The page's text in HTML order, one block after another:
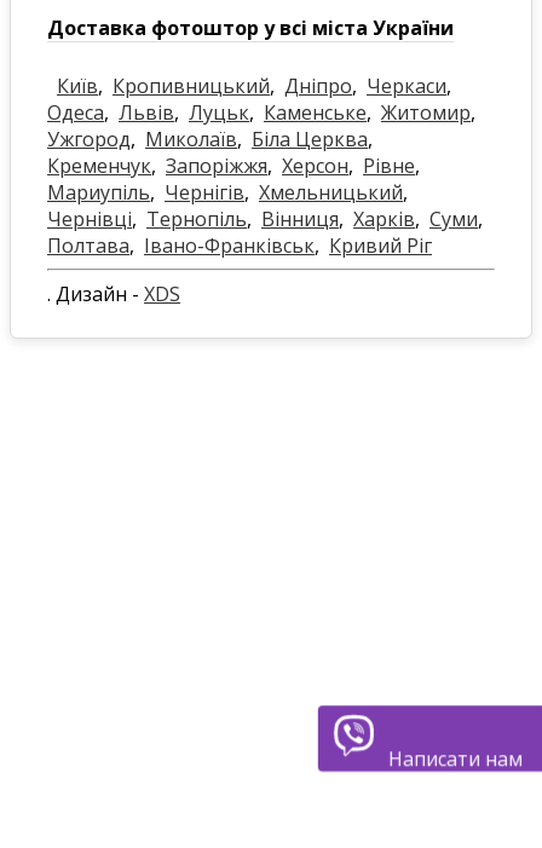
Доставка фотоштор у всі міста України
Київ, Кропивницький, Дніпро, Черкаси,
Одеса, Львів, Луцьк, Каменське, Житомир,
Ужгород, Миколаїв, Біла Церква,
Кременчук, Запоріжжя, Херсон, Рівне,
Мариупіль, Чернігів, Хмельницький,
Чернівці, Тернопіль, Вінниця, Харків, Суми,
Полтава, Івано-Франківськ, Кривий Ріг
. Дизайн - XDS
Написати нам